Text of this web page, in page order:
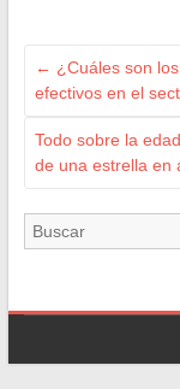
← ¿Cuáles son
efectivos en el
Todo sobre la
de una estrella en